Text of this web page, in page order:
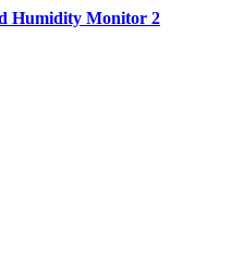
Humidity Monitor 2